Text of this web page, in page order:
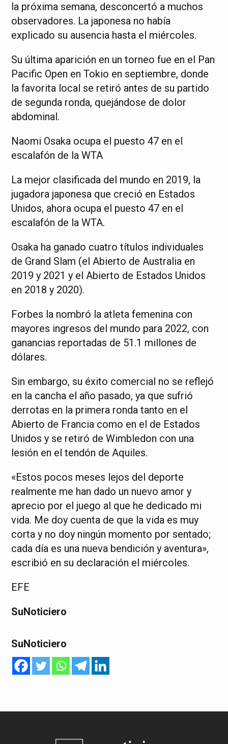
la próxima semana, desconcertó a muchos
observadores. La japonesa no había
explicado su ausencia hasta el miércoles.
Su última aparición en un torneo fue en el Pan
Pacific Open en Tokio en septiembre, donde
la favorita local se retiró antes de su partido
de segunda ronda, quejándose de dolor
abdominal.
Naomi Osaka ocupa el puesto 47 en el
escalafón de la WTA
La mejor clasificada del mundo en 2019, la
jugadora japonesa que creció en Estados
Unidos, ahora ocupa el puesto 47 en el
escalafón de la WTA.
Osaka ha ganado cuatro títulos individuales
de Grand Slam (el Abierto de Australia en
2019 y 2021 y el Abierto de Estados Unidos
en 2018 y 2020).
Forbes la nombró la atleta femenina con
mayores ingresos del mundo para 2022, con
ganancias reportadas de 51.1 millones de
dólares.
Sin embargo, su éxito comercial no se reflejó
en la cancha el año pasado, ya que sufrió
derrotas en la primera ronda tanto en el
Abierto de Francia como en el de Estados
Unidos y se retiró de Wimbledon con una
lesión en el tendón de Aquiles.
«Estos pocos meses lejos del deporte
realmente me han dado un nuevo amor y
aprecio por el juego al que he dedicado mi
vida. Me doy cuenta de que la vida es muy
corta y no doy ningún momento por sentado;
cada día es una nueva bendición y aventura»,
escribió en su declaración el miércoles.
EFE
SuNoticiero
SuNoticiero